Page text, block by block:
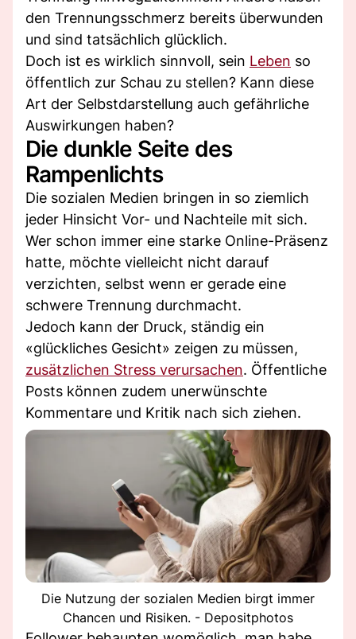
den Trennungsschmerz bereits überwunden
und sind tatsächlich glücklich.
Doch ist es wirklich sinnvoll, sein Leben so
öffentlich zur Schau zu stellen? Kann diese
Art der Selbstdarstellung auch gefährliche
Auswirkungen haben?
Die dunkle Seite des
Rampenlichts
Die sozialen Medien bringen in so ziemlich
jeder Hinsicht Vor- und Nachteile mit sich.
Wer schon immer eine starke Online-Präsenz
hatte, möchte vielleicht nicht darauf
verzichten, selbst wenn er gerade eine
schwere Trennung durchmacht.
Jedoch kann der Druck, ständig ein
«glückliches Gesicht» zeigen zu müssen,
zusätzlichen Stress verursachen. Öffentliche
Posts können zudem unerwünschte
Kommentare und Kritik nach sich ziehen.
Die Nutzung der sozialen Medien birgt immer
Chancen und Risiken. - Depositphotos